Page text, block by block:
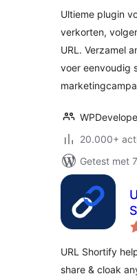
Ultieme plugin
verkorten,
URL. Verzamel
voer eenvoudig
20.000+
Getest met
URL Shortify
share & cloak